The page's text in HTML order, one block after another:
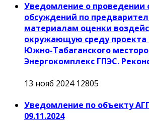
Уведомление о проведении
обсуждений по
материалам оценки
окружающую среду проекта
Южно-Табаганского
Энергокомплекс ГПЭС.
13 нояб 2024 12805
Уведомление по объекту
09.11.2024